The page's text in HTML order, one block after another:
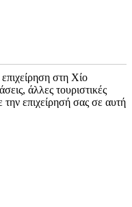
επιχείρηση στη Χίο
άλλες τουριστικές
επιχείρησή σας σε αυτή